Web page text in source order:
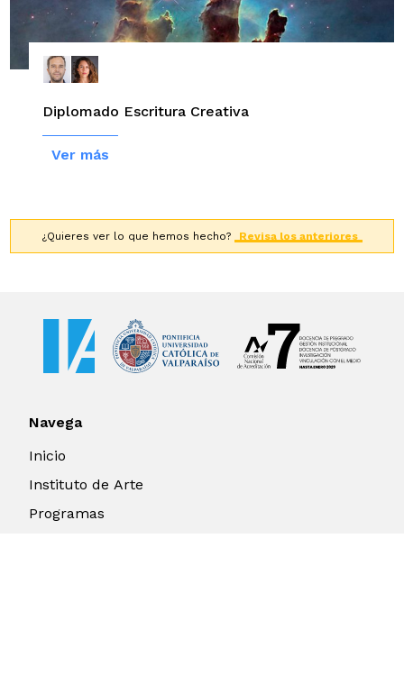
Diplomado Escritura Creativa
Ver más
¿Quieres ver lo que hemos hecho? Revisa los anteriores
Navega
Inicio
Instituto de Arte
Programas